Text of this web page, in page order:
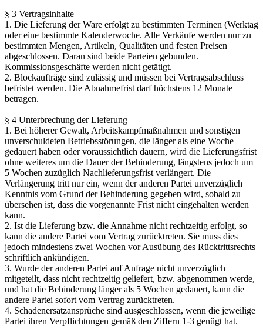
§ 3 Vertragsinhalte
1. Die Lieferung der Ware erfolgt zu bestimmten Terminen (Werktag
oder eine bestimmte Kalenderwoche. Alle Verkäufe werden nur zu
bestimmten Mengen, Artikeln, Qualitäten und festen Preisen
abgeschlossen. Daran sind beide Parteien gebunden.
Kommissionsgeschäfte werden nicht getätigt.
2. Blockaufträge sind zulässig und müssen bei Vertragsabschluss
befristet werden. Die Abnahmefrist darf höchstens 12 Monate
betragen.
§ 4 Unterbrechung der Lieferung
1. Bei höherer Gewalt, Arbeitskampfmaßnahmen und sonstigen
unverschuldeten Betriebsstörungen, die länger als eine Woche
gedauert haben oder voraussichtlich dauern, wird die Lieferungsfrist
ohne weiteres um die Dauer der Behinderung, längstens jedoch um
5 Wochen zuzüglich Nachlieferungsfrist verlängert. Die
Verlängerung tritt nur ein, wenn der anderen Partei unverzüglich
Kenntnis vom Grund der Behinderung gegeben wird, sobald zu
übersehen ist, dass die vorgenannte Frist nicht eingehalten werden
kann.
2. Ist die Lieferung bzw. die Annahme nicht rechtzeitig erfolgt, so
kann die andere Partei vom Vertrag zurücktreten. Sie muss dies
jedoch mindestens zwei Wochen vor Ausübung des Rücktrittsrechts
schriftlich ankündigen.
3. Wurde der anderen Partei auf Anfrage nicht unverzüglich
mitgeteilt, dass nicht rechtzeitig geliefert, bzw. abgenommen werde,
und hat die Behinderung länger als 5 Wochen gedauert, kann die
andere Partei sofort vom Vertrag zurücktreten.
4. Schadenersatzansprüche sind ausgeschlossen, wenn die jeweilige
Partei ihren Verpflichtungen gemäß den Ziffern 1-3 genügt hat.